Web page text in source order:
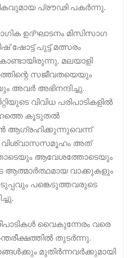
പ്രൗഢി പകർന്നു.
ഉദ്ഘാടനം മിസിസാഗ
ഷോട്ട് പുട്ട് മത്സരം
മലയാളി
സജീവതയെയും
അഭിനന്ദിച്ചു.
വിവിധ പരിപാടികളിൽ
കൂടുതൽ
ആഗ്രഹിക്കുന്നുവെന്ന്
വിശ്വാസസമൂഹം അത്
ആവേശത്തോടെയും
ആത്മാർത്ഥമായ വാക്കുകളും
പങ്കെടുത്തവരുടെ
വൈകുന്നേരം വരെ
തുടർന്നു.
മുതിർന്നവർക്കുമായി